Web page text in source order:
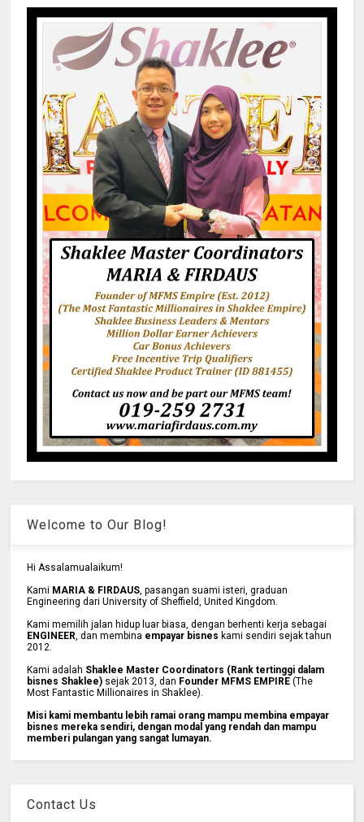
Welcome to Our Blog!
Hi Assalamualaikum!
Kami MARIA & FIRDAUS , pasangan suami isteri, graduan
Engineering dari University of Sheffield, United Kingdom.
Kami memilih jalan hidup luar biasa, dengan berhenti kerja sebagai
ENGINEER , dan membina empayar bisnes kami sendiri sejak tahun
2012.
Kami adalah Shaklee Master Coordinators (Rank tertinggi dalam
bisnes Shaklee) sejak 2013, dan Founder MFMS EMPIRE (The
Most Fantastic Millionaires in Shaklee).
Misi kami membantu lebih ramai orang mampu membina empayar
bisnes mereka sendiri, dengan modal yang rendah dan mampu
memberi pulangan yang sangat lumayan.
Contact Us